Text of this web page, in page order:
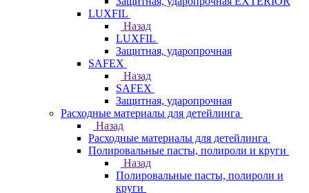
LUXFIL
Назад
LUXFIL
Защитная, ударопрочная
SAFEX
Назад
SAFEX
Защитная, ударопрочная
Расходные материалы для детейлинга
Назад
Расходные материалы для детейлинга
Полировальные пасты, полироли и круги
Назад
Полировальные пасты, полироли и
круги